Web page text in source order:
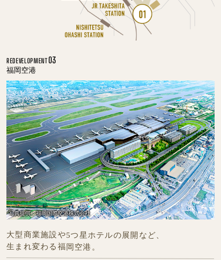
REDEVELOPMENT03
福岡空港
写真提供：福岡国際空港株式会社
大型商業施設や5つ星ホテルの展開など、
生まれ変わる福岡空港。